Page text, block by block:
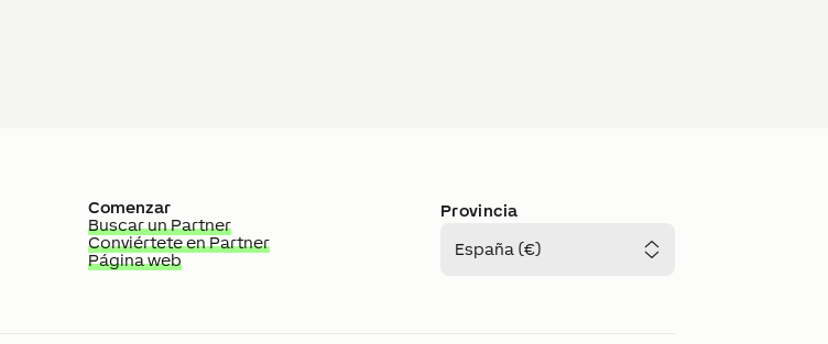
Comenzar
Buscar un Partner
Conviértete en Partner
Página web
Provincia
España (€)